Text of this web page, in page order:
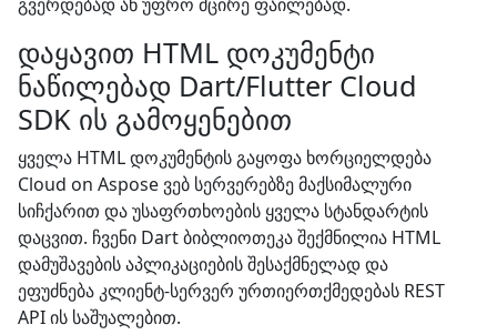
დაყავით HTML დოკუმენტი
ნაწილებად Dart/Flutter Cloud
SDK ის გამოყენებით
ყველა HTML დოკუმენტის გაყოფა ხორციელდება
Cloud on Aspose ვებ სერვერებზე მაქსიმალური
სიჩქარით და უსაფრთხოების ყველა სტანდარტის
დაცვით. ჩვენი Dart ბიბლიოთეკა შექმნილია HTML
დამუშავების აპლიკაციების შესაქმნელად და
ეფუძნება კლიენტ-სერვერ ურთიერთქმედებას REST
API ის საშუალებით.